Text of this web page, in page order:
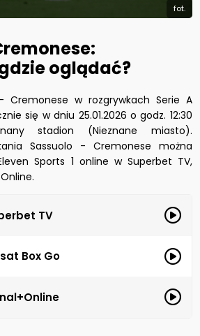
fot.
oglądać?
Cremonese w rozgrywkach Serie A
się w dniu 25.01.2026 o godz. 12:30
stadion (Nieznane miasto).
Sassuolo - Cremonese można
Sports 1 online w Superbet TV,
TV
Box Go